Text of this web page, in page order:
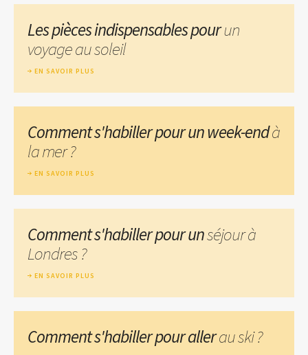
Les pièces indispensables pourun
voyage au soleil
EN SAVOIR PLUS
Comment s'habiller pour un week-endà
la mer ?
EN SAVOIR PLUS
Comment s'habiller pour unséjour à
Londres ?
EN SAVOIR PLUS
Comment s'habiller pour allerau ski ?